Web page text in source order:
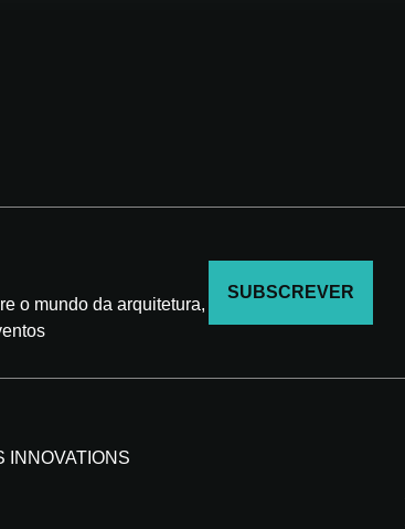
o mundo da arquitetura,
SUBSCREVER
INNOVATIONS